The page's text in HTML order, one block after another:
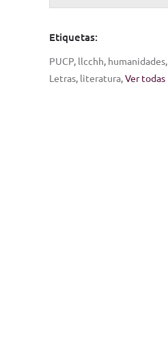
Etiquetas:
PUCP, llcchh, humanidades,
Letras, literatura,Ver todas